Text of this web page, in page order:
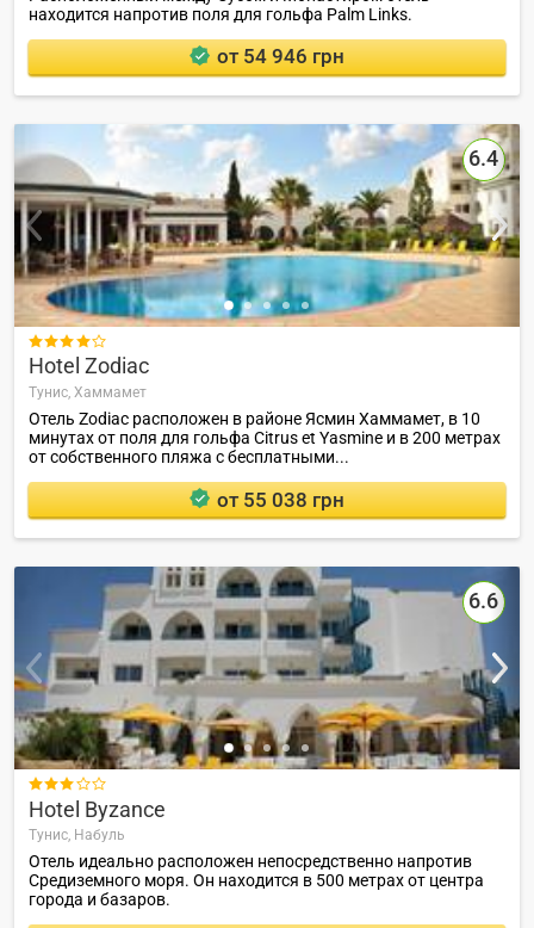
находится напротив поля для гольфа Palm Links.
от 54 946 грн
6.4

Hotel Zodiac
Тунис, Хаммамет
Отель Zodiac расположен в районе Ясмин Хаммамет, в 10
минутах от поля для гольфа Citrus et Yasmine и в 200 метрах
от собственного пляжа с бесплатными...
от 55 038 грн
6.6

Hotel Byzance
Тунис, Набуль
Отель идеально расположен непосредственно напротив
Средиземного моря. Он находится в 500 метрах от центра
города и базаров.